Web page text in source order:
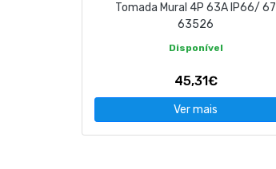
geral@luxivo.pt
Tomada Mural 4P 63A IP66/ 67
63526
Disponível
45,31€
Ver mais